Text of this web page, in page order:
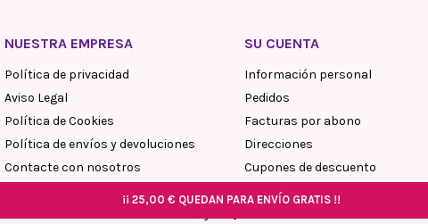
¡¡ 25,00 € QUEDAN PARA ENVÍO GRATIS !!
¡¡ 25,00 € QUEDAN PARA ENVÍO GRATIS !!
¡¡ 25,00 € QUEDAN PARA ENVÍO GRATIS !!
NUESTRA EMPRESA
Política de privacidad
Aviso Legal
Política de Cookies
Política de envíos y devoluciones
Contacte con nosotros
SU CUENTA
Información personal
Pedidos
Facturas por abono
Direcciones
Cupones de descuento
My blog comments
¡¡ 25,00 € QUEDAN PARA ENVÍO GRATIS !!
¡¡ 25,00 € QUEDAN PARA ENVÍO GRATIS !!